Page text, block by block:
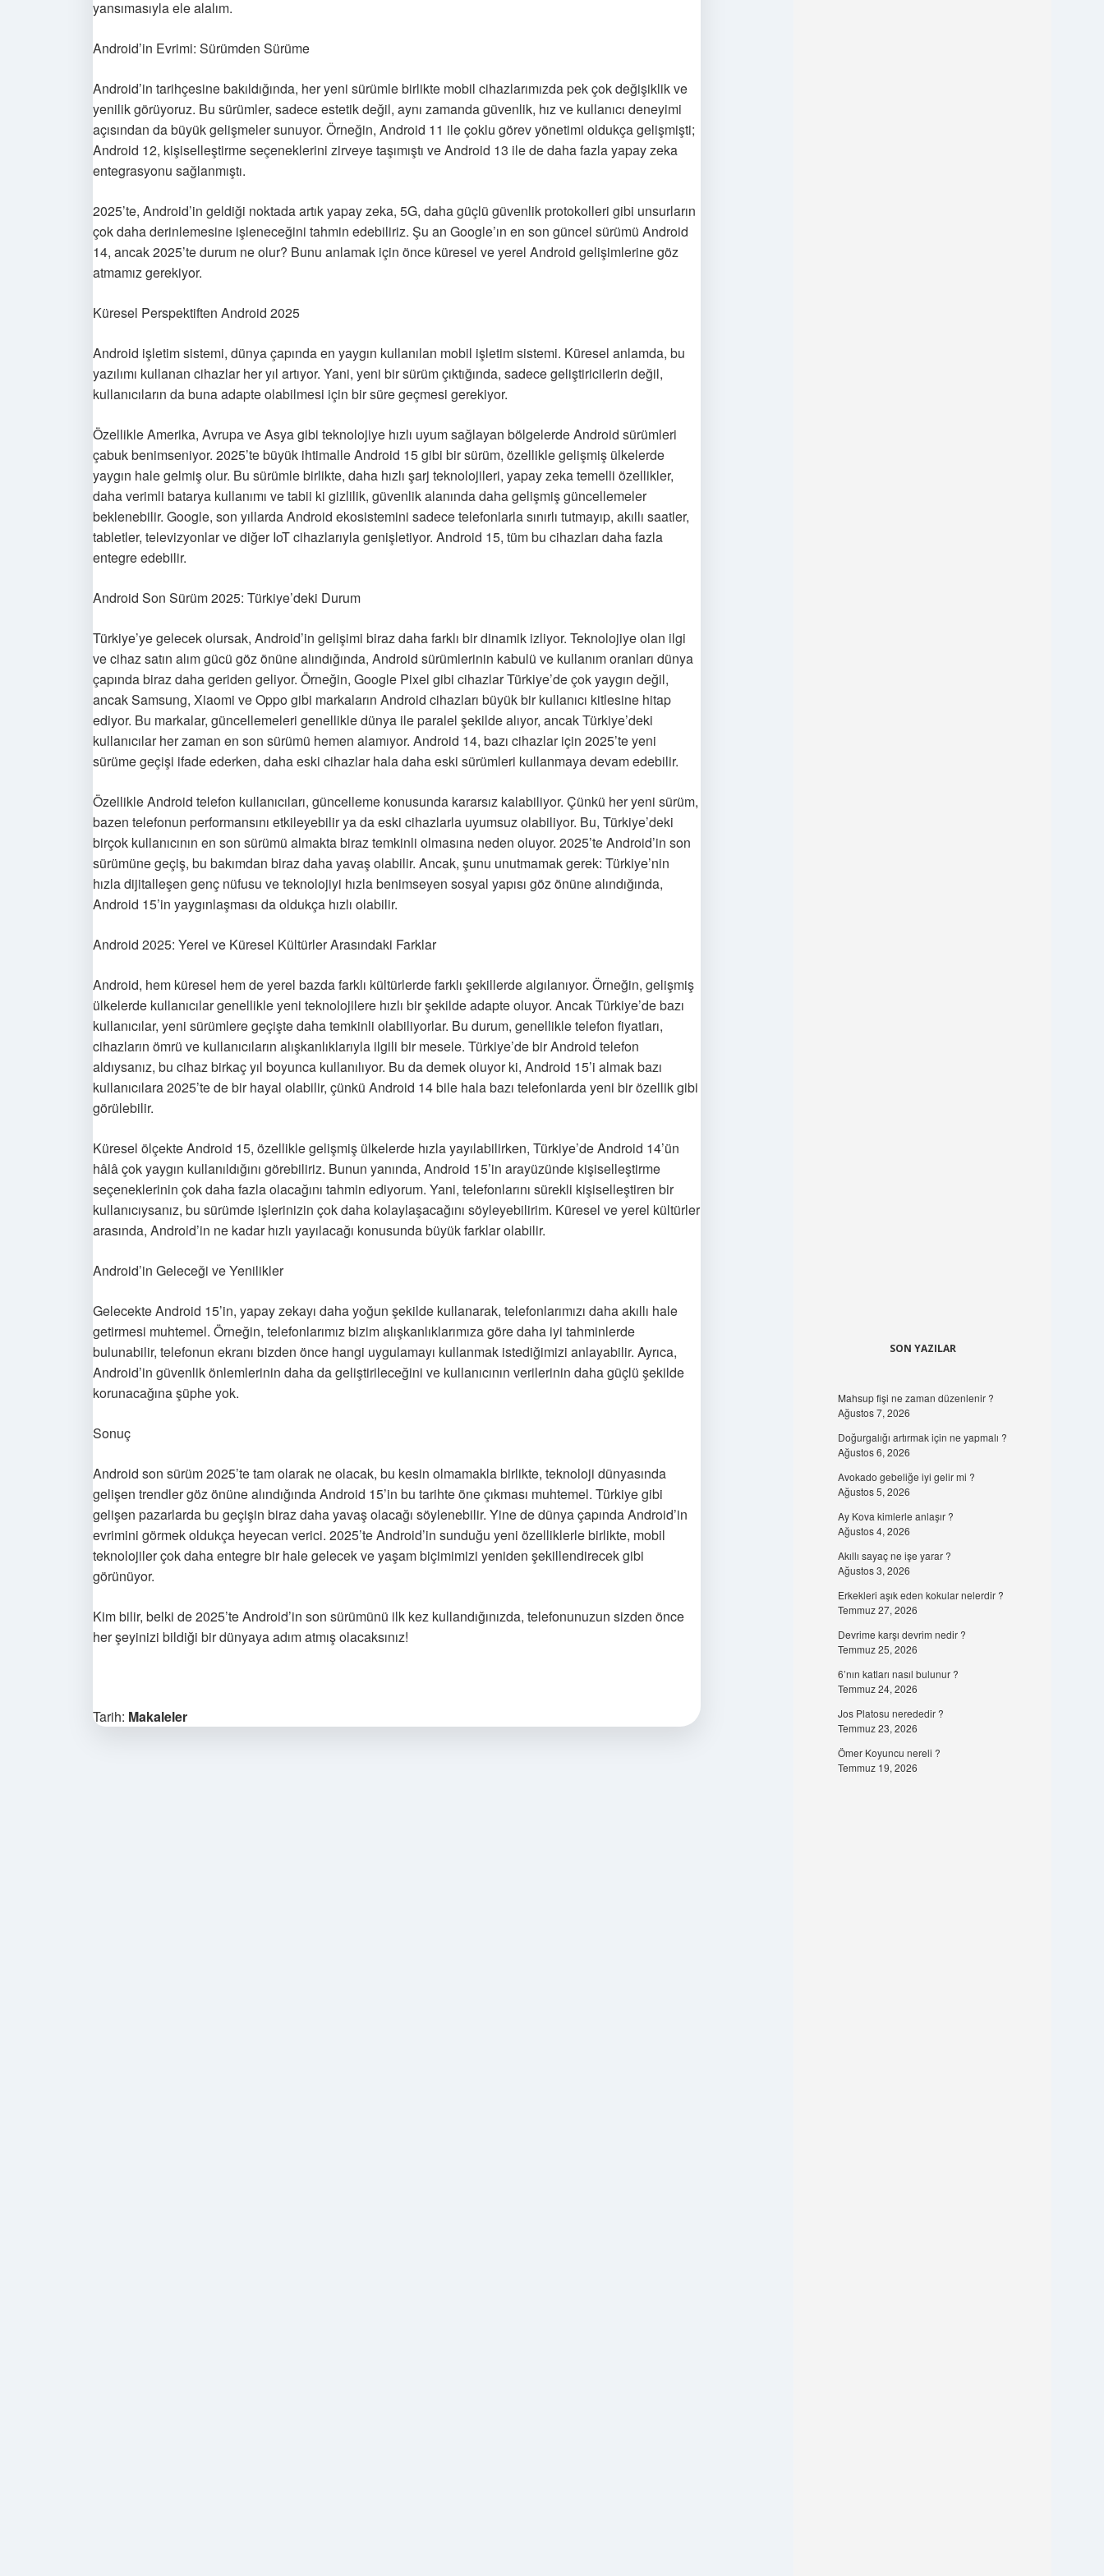
yansımasıyla ele alalım.
Android’in Evrimi: Sürümden Sürüme
Android’in tarihçesine bakıldığında, her yeni sürümle birlikte mobil cihazlarımızda pek çok değişiklik ve
yenilik görüyoruz. Bu sürümler, sadece estetik değil, aynı zamanda güvenlik, hız ve kullanıcı deneyimi
açısından da büyük gelişmeler sunuyor. Örneğin, Android 11 ile çoklu görev yönetimi oldukça gelişmişti;
Android 12, kişiselleştirme seçeneklerini zirveye taşımıştı ve Android 13 ile de daha fazla yapay zeka
entegrasyonu sağlanmıştı.
2025’te, Android’in geldiği noktada artık yapay zeka, 5G, daha güçlü güvenlik protokolleri gibi unsurların
çok daha derinlemesine işleneceğini tahmin edebiliriz. Şu an Google’ın en son güncel sürümü Android
14, ancak 2025’te durum ne olur? Bunu anlamak için önce küresel ve yerel Android gelişimlerine göz
atmamız gerekiyor.
Küresel Perspektiften Android 2025
Android işletim sistemi, dünya çapında en yaygın kullanılan mobil işletim sistemi. Küresel anlamda, bu
yazılımı kullanan cihazlar her yıl artıyor. Yani, yeni bir sürüm çıktığında, sadece geliştiricilerin değil,
kullanıcıların da buna adapte olabilmesi için bir süre geçmesi gerekiyor.
Özellikle Amerika, Avrupa ve Asya gibi teknolojiye hızlı uyum sağlayan bölgelerde Android sürümleri
çabuk benimseniyor. 2025’te büyük ihtimalle Android 15 gibi bir sürüm, özellikle gelişmiş ülkelerde
yaygın hale gelmiş olur. Bu sürümle birlikte, daha hızlı şarj teknolojileri, yapay zeka temelli özellikler,
daha verimli batarya kullanımı ve tabii ki gizlilik, güvenlik alanında daha gelişmiş güncellemeler
beklenebilir. Google, son yıllarda Android ekosistemini sadece telefonlarla sınırlı tutmayıp, akıllı saatler,
tabletler, televizyonlar ve diğer IoT cihazlarıyla genişletiyor. Android 15, tüm bu cihazları daha fazla
entegre edebilir.
Android Son Sürüm 2025: Türkiye’deki Durum
Türkiye’ye gelecek olursak, Android’in gelişimi biraz daha farklı bir dinamik izliyor. Teknolojiye olan ilgi
ve cihaz satın alım gücü göz önüne alındığında, Android sürümlerinin kabulü ve kullanım oranları dünya
çapında biraz daha geriden geliyor. Örneğin, Google Pixel gibi cihazlar Türkiye’de çok yaygın değil,
ancak Samsung, Xiaomi ve Oppo gibi markaların Android cihazları büyük bir kullanıcı kitlesine hitap
ediyor. Bu markalar, güncellemeleri genellikle dünya ile paralel şekilde alıyor, ancak Türkiye’deki
kullanıcılar her zaman en son sürümü hemen alamıyor. Android 14, bazı cihazlar için 2025’te yeni
sürüme geçişi ifade ederken, daha eski cihazlar hala daha eski sürümleri kullanmaya devam edebilir.
Özellikle Android telefon kullanıcıları, güncelleme konusunda kararsız kalabiliyor. Çünkü her yeni sürüm,
bazen telefonun performansını etkileyebilir ya da eski cihazlarla uyumsuz olabiliyor. Bu, Türkiye’deki
birçok kullanıcının en son sürümü almakta biraz temkinli olmasına neden oluyor. 2025’te Android’in son
sürümüne geçiş, bu bakımdan biraz daha yavaş olabilir. Ancak, şunu unutmamak gerek: Türkiye’nin
hızla dijitalleşen genç nüfusu ve teknolojiyi hızla benimseyen sosyal yapısı göz önüne alındığında,
Android 15’in yaygınlaşması da oldukça hızlı olabilir.
Android 2025: Yerel ve Küresel Kültürler Arasındaki Farklar
Android, hem küresel hem de yerel bazda farklı kültürlerde farklı şekillerde algılanıyor. Örneğin, gelişmiş
ülkelerde kullanıcılar genellikle yeni teknolojilere hızlı bir şekilde adapte oluyor. Ancak Türkiye’de bazı
kullanıcılar, yeni sürümlere geçişte daha temkinli olabiliyorlar. Bu durum, genellikle telefon fiyatları,
cihazların ömrü ve kullanıcıların alışkanlıklarıyla ilgili bir mesele. Türkiye’de bir Android telefon
aldıysanız, bu cihaz birkaç yıl boyunca kullanılıyor. Bu da demek oluyor ki, Android 15’i almak bazı
kullanıcılara 2025’te de bir hayal olabilir, çünkü Android 14 bile hala bazı telefonlarda yeni bir özellik gibi
görülebilir.
Küresel ölçekte Android 15, özellikle gelişmiş ülkelerde hızla yayılabilirken, Türkiye’de Android 14’ün
hâlâ çok yaygın kullanıldığını görebiliriz. Bunun yanında, Android 15’in arayüzünde kişiselleştirme
seçeneklerinin çok daha fazla olacağını tahmin ediyorum. Yani, telefonlarını sürekli kişiselleştiren bir
kullanıcıysanız, bu sürümde işlerinizin çok daha kolaylaşacağını söyleyebilirim. Küresel ve yerel kültürler
arasında, Android’in ne kadar hızlı yayılacağı konusunda büyük farklar olabilir.
Android’in Geleceği ve Yenilikler
Gelecekte Android 15’in, yapay zekayı daha yoğun şekilde kullanarak, telefonlarımızı daha akıllı hale
getirmesi muhtemel. Örneğin, telefonlarımız bizim alışkanlıklarımıza göre daha iyi tahminlerde
bulunabilir, telefonun ekranı bizden önce hangi uygulamayı kullanmak istediğimizi anlayabilir. Ayrıca,
Android’in güvenlik önlemlerinin daha da geliştirileceğini ve kullanıcının verilerinin daha güçlü şekilde
korunacağına şüphe yok.
Sonuç
Android son sürüm 2025’te tam olarak ne olacak, bu kesin olmamakla birlikte, teknoloji dünyasında
gelişen trendler göz önüne alındığında Android 15’in bu tarihte öne çıkması muhtemel. Türkiye gibi
gelişen pazarlarda bu geçişin biraz daha yavaş olacağı söylenebilir. Yine de dünya çapında Android’in
evrimini görmek oldukça heyecan verici. 2025’te Android’in sunduğu yeni özelliklerle birlikte, mobil
teknolojiler çok daha entegre bir hale gelecek ve yaşam biçimimizi yeniden şekillendirecek gibi
görünüyor.
Kim bilir, belki de 2025’te Android’in son sürümünü ilk kez kullandığınızda, telefonunuzun sizden önce
her şeyinizi bildiği bir dünyaya adım atmış olacaksınız!
Tarih: Makaleler
SON YAZILAR
Mahsup fişi ne zaman düzenlenir ?
Ağustos 7, 2026
Doğurgalığı artırmak için ne yapmalı ?
Ağustos 6, 2026
Avokado gebeliğe iyi gelir mi ?
Ağustos 5, 2026
Ay Kova kimlerle anlaşır ?
Ağustos 4, 2026
Akıllı sayaç ne işe yarar ?
Ağustos 3, 2026
Erkekleri aşık eden kokular nelerdir ?
Temmuz 27, 2026
Devrime karşı devrim nedir ?
Temmuz 25, 2026
6’nın katları nasıl bulunur ?
Temmuz 24, 2026
Jos Platosu nerededir ?
Temmuz 23, 2026
Ömer Koyuncu nereli ?
Temmuz 19, 2026